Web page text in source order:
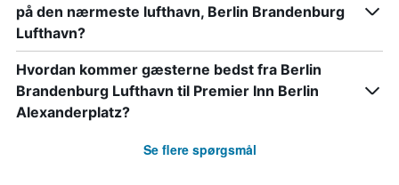
på den nærmeste lufthavn, Berlin Brandenburg
Lufthavn?
Hvordan kommer gæsterne bedst fra Berlin
Brandenburg Lufthavn til Premier Inn Berlin
Alexanderplatz?
Se flere spørgsmål